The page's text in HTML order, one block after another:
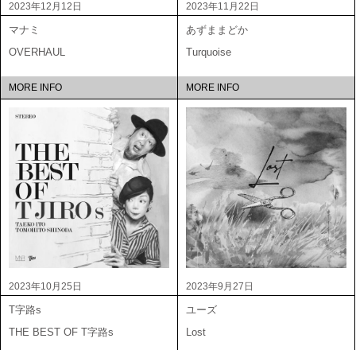
2023年12月12日
マナミ
OVERHAUL
MORE INFO
2023年11月22日
あずままどか
Turquoise
MORE INFO
2023年10月25日
T字路s
THE BEST OF T字路s
2023年9月27日
ユーズ
Lost